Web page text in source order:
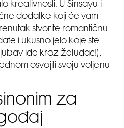
kreativnosti. U Sinsayu i
dodatke koji će vam
stvorite romantičnu
i ukusno jelo koje ste
ide kroz želudac!),
osvojiti svoju voljenu
za